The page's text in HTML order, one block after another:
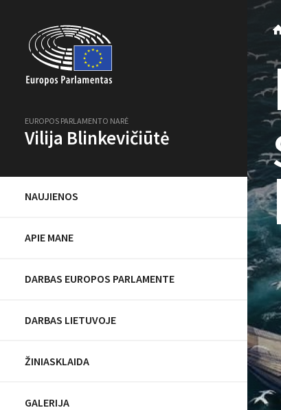
EUROPOS PARLAMENTO NARĖ
Vilija Blinkevičiūtė
NAUJIENOS
APIE MANE
DARBAS EUROPOS PARLAMENTE
DARBAS LIETUVOJE
ŽINIASKLAIDA
GALERIJA